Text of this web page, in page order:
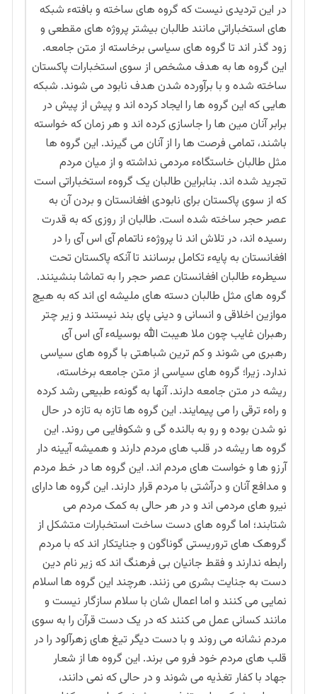
در این تردیدی نیست که گروه های ساخته و بافتهء شبکه
های استخباراتی مانند طالبان بیشتر پروژه های مقطعی و
زود گذر اند تا گروه های سیاسی برخاسته از متن جامعه.
این گروه ها به هدف مشخص از سوی استخبارات پاکستان
ساخته شده و با برآورده شدن هدف نابود می شوند. شبکه
هایی که این گروه ها را ایجاد کرده اند و پیش از پیش در
برابر آنان مین ها را جاسازی کرده اند و هر زمان که خواسته
باشند، تمامی فرصت ها را از آنان می گیرند. این گروه ها
مثل طالبان خاستگاهء مردمی نداشته و از میان مردم
تجرید شده اند. بنابراین طالبان یک گروهء استخباراتی است
که از سوی پاکستان برای نابودی افغانستان و بردن آن به
عصر حجر ساخته شده است. طالبان از روزی که به قدرت
رسیده اند، در تلاش اند نا پروژهء ناتمام آی اس آی را در
افغانستان به پایهء تکامل برسانند تا آنکه پاکستان تحت
سیطرهء طالبان افغانستان عصر حجر را به تماشا بنشینند.
گروه های مثل طالبان دسته های ملیشه ای اند که به هیچ
موازین اخلاقی و انسانی و دینی پای بند نیستند و زیر چتر
رهبران غایب چون ملا هیبت الله بوسیلهء آی اس آی
رهبری می شوند و کم ترین شباهتی با گروه های سیاسی
ندارد. زیرا؛ گروه های سیاسی از متن جامعه برخاسته،
ریشه در متن جامعه دارند. آنها به گونهء طبیعی رشد کرده
و راهء ترقی را می پیمایند. این گروه ها تازه به تازه در حال
نو شدن بوده و رو به بالنده گی و شکوفایی می روند. این
گروه ها ریشه در قلب های مردم دارند و همیشه آیینه دار
آرزو ها و خواست های مردم اند. این گروه ها در خط مردم
و مدافع آنان و درآشتی با مردم قرار دارند. این گروه ها دارای
نیرو های مردمی اند و در هر حالی به کمک مردم می
شتابند؛ اما گروه های دست ساخت استخبارات متشکل از
گروهک های تروریستی گوناگون و جنایتکار اند که با مردم
رابطه ندارند و فقط جانیان بی فرهنگ اند که زیر نام دین
دست به جنایت بشری می زنند. هرچند این گروه ها اسلام
نمایی می کنند و اما اعمال شان با سلام سازگار نیست و
مانند کسانی عمل می کنند که در یک دست قرآن را به سوی
مردم نشانه می روند و با دست دیگر تیغ های زهرآلود را در
قلب های مردم خود فرو می برند. این گروه ها از شعار
جهاد با کفار تغذیه می شوند و در حالی که نمی دانند،